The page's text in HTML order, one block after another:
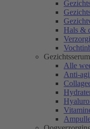
Hals &
Gezichtsserum
Alle
Anti-